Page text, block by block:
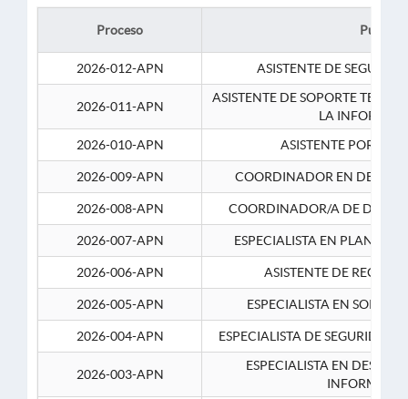
Proceso Puesto
2026-012-APN ASISTENTE DE
2026-011-APN
ASISTENTE DE SOPORTE
LA
2026-010-APN
ASISTENTE
2026-009-APN COORDINADOR EN
2026-008-APN COORDINADOR/A DE
2026-007-APN ESPECIALISTA EN
2026-006-APN ASISTENTE DE
2026-005-APN ESPECIALISTA EN
2026-004-APN ESPECIALISTA DE SEGURIDAD
2026-003-APN
ESPECIALISTA EN